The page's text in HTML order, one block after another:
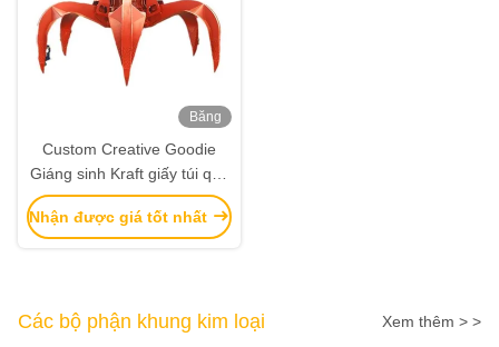
Băng
Custom Creative Goodie
Giáng sinh Kraft giấy túi quà
với logo của riêng bạn cho
Xmas Party trang trí
Nhận được giá tốt nhất
Các bộ phận khung kim loại Xem thêm > >